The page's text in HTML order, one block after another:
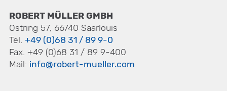
ROBERT MÜLLER GMBH
Ostring 57, 66740 Saarlouis
Tel. +49 (0)68 31 / 89 9-0
Fax. +49 (0)68 31 / 89 9-400
Mail: info@robert-mueller.com